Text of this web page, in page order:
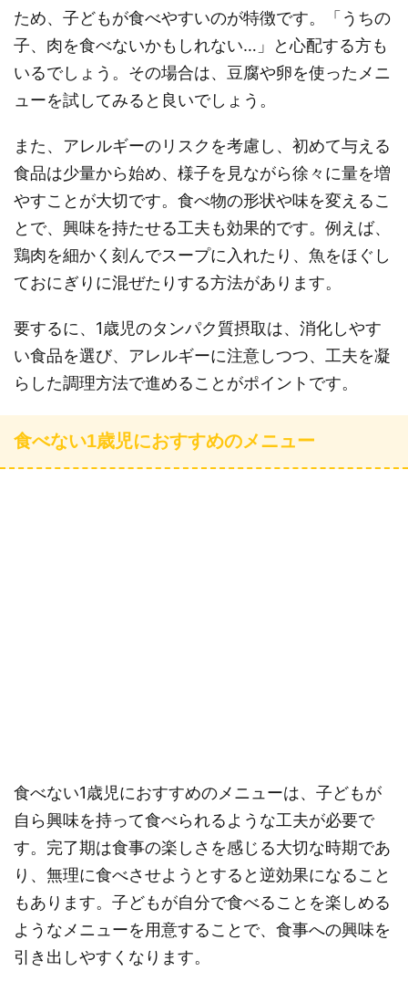
ため、子どもが食べやすいのが特徴です。「うちの
子、肉を食べないかもしれない…」と心配する方も
いるでしょう。その場合は、豆腐や卵を使ったメニ
ューを試してみると良いでしょう。
また、アレルギーのリスクを考慮し、初めて与える
食品は少量から始め、様子を見ながら徐々に量を増
やすことが大切です。食べ物の形状や味を変えるこ
とで、興味を持たせる工夫も効果的です。例えば、
鶏肉を細かく刻んでスープに入れたり、魚をほぐし
ておにぎりに混ぜたりする方法があります。
要するに、1歳児のタンパク質摂取は、消化しやす
い食品を選び、アレルギーに注意しつつ、工夫を凝
らした調理方法で進めることがポイントです。
食べない1歳児におすすめのメニュー
食べない1歳児におすすめのメニューは、子どもが
自ら興味を持って食べられるような工夫が必要で
す。完了期は食事の楽しさを感じる大切な時期であ
り、無理に食べさせようとすると逆効果になること
もあります。子どもが自分で食べることを楽しめる
ようなメニューを用意することで、食事への興味を
引き出しやすくなります。